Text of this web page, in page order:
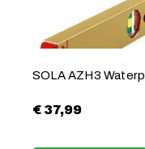
SOLA AZH3
€37,99